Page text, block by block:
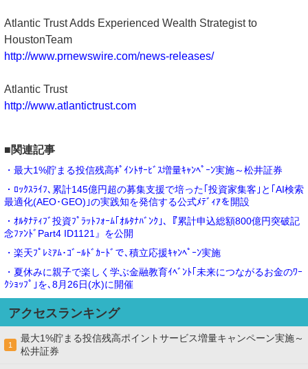
Atlantic Trust Adds Experienced Wealth Strategist to
HoustonTeam
http://www.prnewswire.com/news-releases/
Atlantic Trust
http://www.atlantictrust.com
■関連記事
・最大1%貯まる投信残高ﾎﾟｲﾝﾄｻｰﾋﾞｽ増量ｷｬﾝﾍﾟｰﾝ実施～松井証券
・ﾛｯｸｽﾗｲﾌ､累計145億円超の募集支援で培った｢投資家集客｣と｢AI検索
最適化(AEO･GEO)｣の実践知を発信する公式ﾒﾃﾞｨｱを開設
・ｵﾙﾀﾅﾃｨﾌﾞ投資ﾌﾟﾗｯﾄﾌｫｰﾑ｢ｵﾙﾀﾅﾊﾞﾝｸ｣､『累計申込総額800億円突破記
念ﾌｧﾝﾄﾞPart4 ID1121』を公開
・楽天ﾌﾟﾚﾐｱﾑ･ｺﾞｰﾙﾄﾞｶｰﾄﾞで､積立応援ｷｬﾝﾍﾟｰﾝ実施
・夏休みに親子で楽しく学ぶ金融教育ｲﾍﾞﾝﾄ｢未来につながるお金のﾜｰ
ｸｼｮｯﾌﾟ｣を､8月26日(水)に開催
アクセスランキング
1
最大1%貯まる投信残高ポイントサービス増量キャンペーン実施～
松井証券